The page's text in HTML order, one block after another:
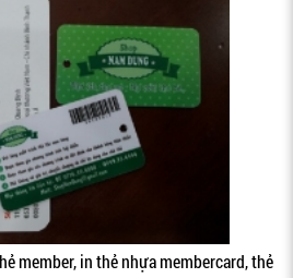
member, in thẻ nhựa membercard, thẻ